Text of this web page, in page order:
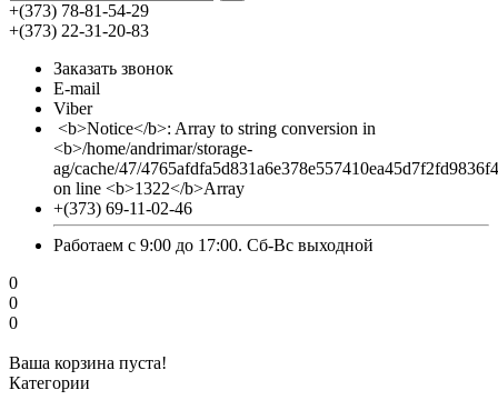
+(373) 78-81-54-29
+(373) 22-31-20-83
Заказать звонок
E-mail
Viber
<b>Notice</b>: Array to string conversion in
<b>/home/andrimar/storage-
ag/cache/47/
on line <b>1322</b>Array
+(373) 69-11-02-46
Работаем с 9:00 до 17:00. Сб-Вс выходной
0
0
0
Ваша корзина пуста!
Категории